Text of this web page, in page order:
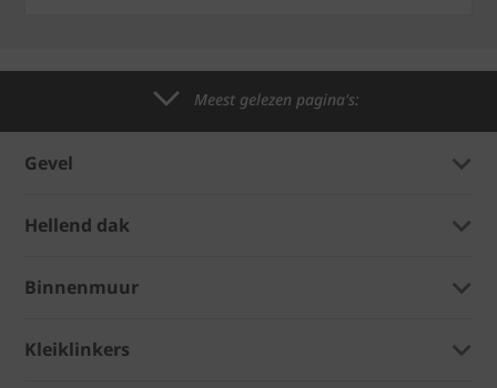
Meest gelezen pagina's:
Gevel
Hellend dak
Binnenmuur
Kleiklinkers